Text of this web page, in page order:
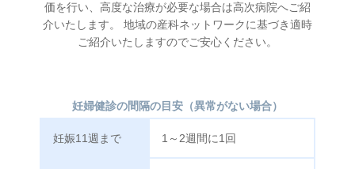
価を行い、高度な治療が必要な場合は高次病院へご紹
介いたします。 地域の産科ネットワークに基づき適時
ご紹介いたしますのでご安心ください。
妊婦健診の間隔の目安（異常がない場合）
妊娠11週まで 1～2週間に1回